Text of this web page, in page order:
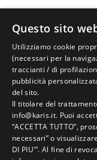
SOCIAL KARIS
Questo sito
Utilizziamo cookie
(necessari per la
traccianti / di
pubblicità
del sito.
Il titolare del
info@karis.it. Puoi
“ACCETTA TUTTO”,
necessari” o
DI PIU'”. Al fine di